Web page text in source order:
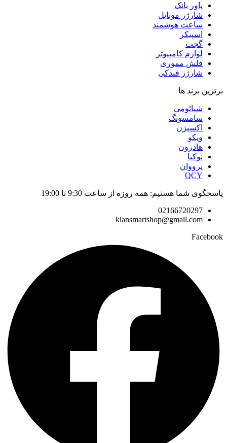
پاور بانک
شارژر موبایل
ساعت هوشمند
اسپیکر
گجت
لوازم کامپیوتر
فلش مموری
شارژر فندکی
برترین برند ها
شیائومی
سامسونگ
اکسیژن
ویکو
هادرون
نوکیا
پرووان
QCY
پاسخگوی شما هستیم: همه روزه از ساعت 9:30 تا 19:00
02166720297
kiansmartshop@gmail.com
Facebook